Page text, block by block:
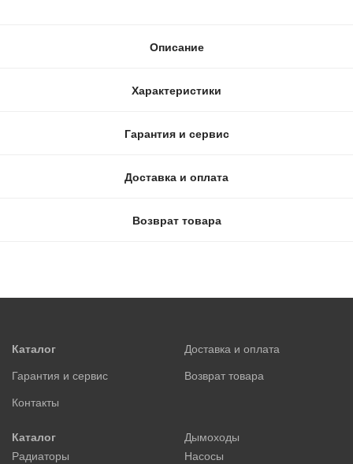
Описание
Характеристики
Гарантия и сервис
Доставка и оплата
Возврат товара
Каталог
Доставка и оплата
Гарантия и сервис
Возврат товара
Контакты
Каталог
Дымоходы
Радиаторы
Насосы